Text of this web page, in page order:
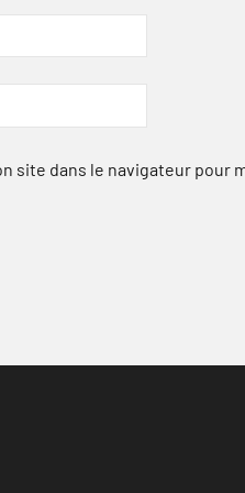
site dans le navigateur pour